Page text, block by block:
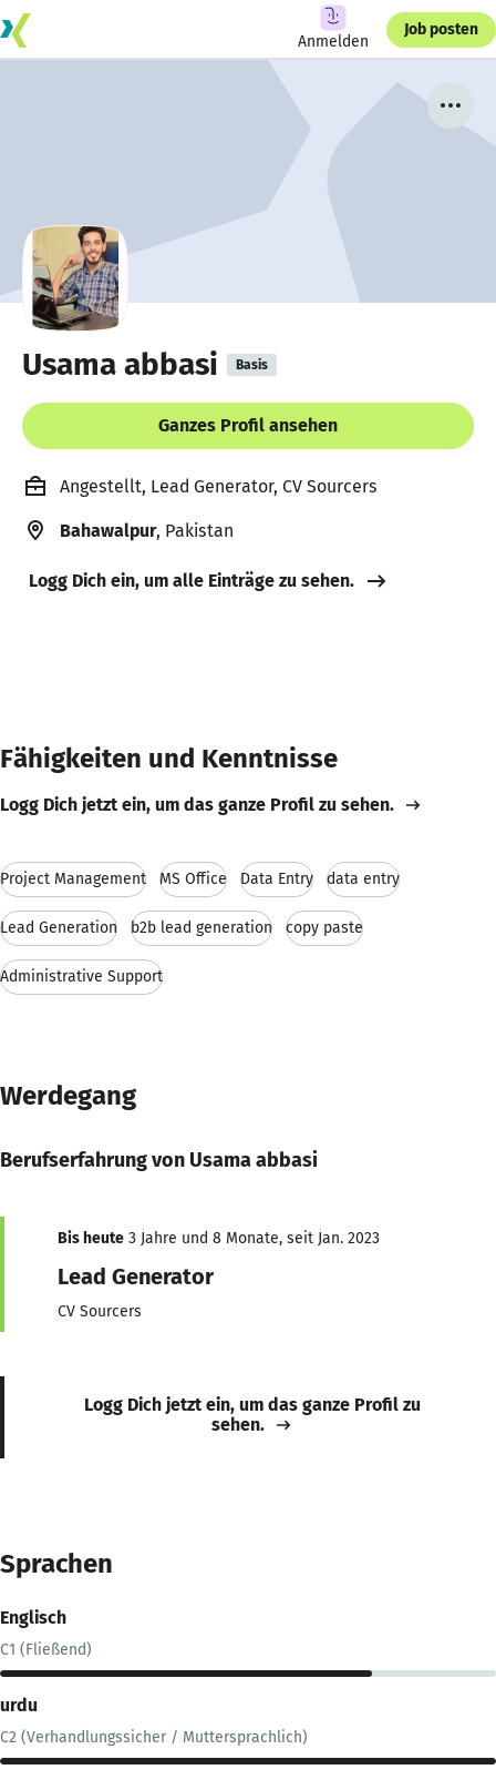
Anmelden
Job posten
Usama abbasi Basis
Ganzes Profil ansehen
Angestellt, Lead Generator, CV Sourcers
Bahawalpur, Pakistan
Logg Dich ein, um alle Einträge zu sehen.
Fähigkeiten und Kenntnisse
Logg Dich jetzt ein, um das ganze Profil zu sehen.
Project Management MS Office Data Entry data entry
Lead Generation b2b lead generation copy paste
Administrative Support
Werdegang
Berufserfahrung von Usama abbasi
Bis heute 3 Jahre und 8 Monate, seit Jan. 2023
Lead Generator
CV Sourcers
Logg Dich jetzt ein, um das ganze Profil zu
sehen.
Sprachen
Englisch
C1 (Fließend)
urdu
C2 (Verhandlungssicher / Muttersprachlich)